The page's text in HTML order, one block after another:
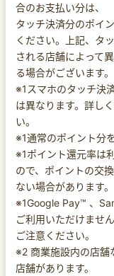
合のお支払い分は、
タッチ決済分のポイ
ください。上記、タ
される店舗によって
る場合がございます。
※1スマホのタッチ決
は異なります。詳し
い。
※1通常のポイント分
※1ポイント還元率は
ので、ポイントの交
ない場合があります。
※1Google Pay™ 、
ご利用いただけませ
ご注意ください。
※2 商業施設内の店舗
店舗があります。